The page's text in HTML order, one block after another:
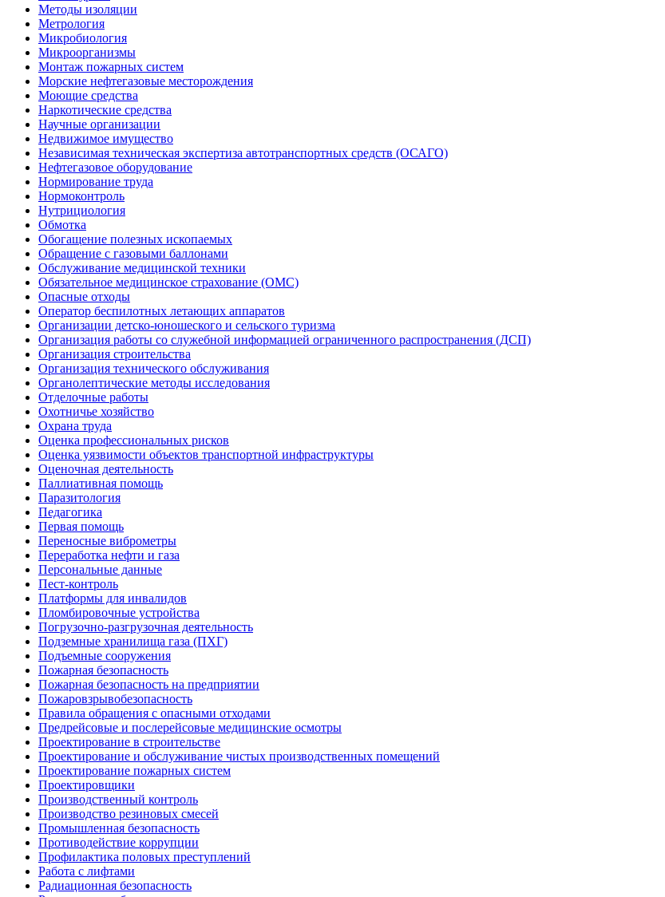
Методы изоляции
Метрология
Микробиология
Микроорганизмы
Монтаж пожарных систем
Морские нефтегазовые месторождения
Моющие средства
Наркотические средства
Научные организации
Недвижимое имущество
Независимая техническая экспертиза автотранспортных средств (ОСАГО)
Нефтегазовое оборудование
Нормирование труда
Нормоконтроль
Нутрициология
Обмотка
Обогащение полезных ископаемых
Обращение с газовыми баллонами
Обслуживание медицинской техники
Обязательное медицинское страхование (ОМС)
Опасные отходы
Оператор беспилотных летающих аппаратов
Организации детско-юношеского и сельского туризма
Организация работы со служебной информацией ограниченного распространения (ДСП)
Организация строительства
Организация технического обслуживания
Органолептические методы исследования
Отделочные работы
Охотничье хозяйство
Охрана труда
Оценка профессиональных рисков
Оценка уязвимости объектов транспортной инфраструктуры
Оценочная деятельность
Паллиативная помощь
Паразитология
Педагогика
Первая помощь
Переносные виброметры
Переработка нефти и газа
Персональные данные
Пест-контроль
Платформы для инвалидов
Пломбировочные устройства
Погрузочно-разгрузочная деятельность
Подземные хранилища газа (ПХГ)
Подъемные сооружения
Пожарная безопасность
Пожарная безопасность на предприятии
Пожаровзрывобезопасность
Правила обращения с опасными отходами
Предрейсовые и послерейсовые медицинские осмотры
Проектирование в строительстве
Проектирование и обслуживание чистых производственных помещений
Проектирование пожарных систем
Проектировщики
Производственный контроль
Производство резиновых смесей
Промышленная безопасность
Противодействие коррупции
Профилактика половых преступлений
Работа с лифтами
Радиационная безопасность